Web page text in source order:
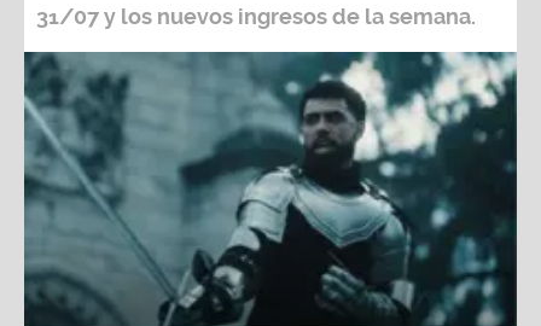
31/07y los nuevos ingresos de la semana.